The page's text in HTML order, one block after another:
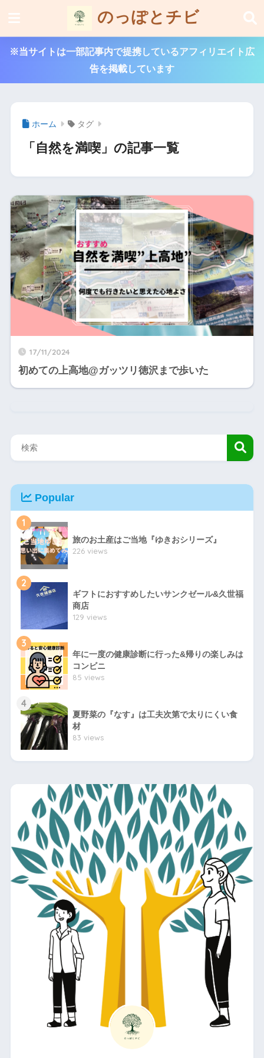
のっぽとチビ
※当サイトは一部記事内で提携しているアフィリエイト広
告を掲載しています
ホーム タグ
「自然を満喫」の記事一覧
17/11/2024
初めての上高地@ガッツリ徳沢まで歩いた
Popular
1
旅のお土産はご当地『ゆきおシリーズ』
226 views
2
ギフトにおすすめしたいサンクゼール&久世福
商店
129 views
3
年に一度の健康診断に行った&帰りの楽しみは
コンビニ
85 views
4
夏野菜の『なす』は工夫次第で太りにくい食
材
83 views